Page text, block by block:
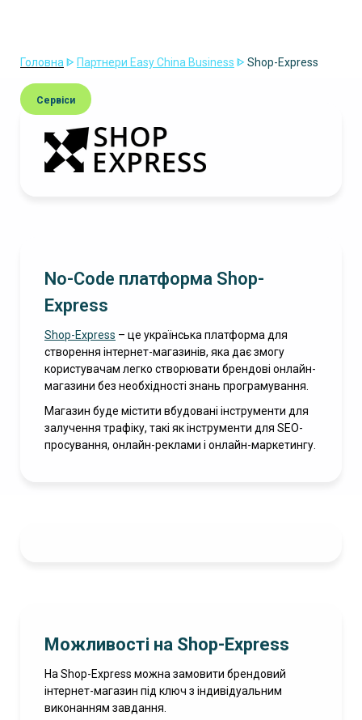
Головнаᐈ Партнери Easy China Business ᐈ Shop-Express
No-Code платформа Shop-
Express
Shop-Express – це українська платформа для
створення інтернет-магазинів, яка дає змогу
користувачам легко створювати брендові онлайн-
магазини без необхідності знань програмування.
Магазин буде містити вбудовані інструменти для
залучення трафіку, такі як інструменти для SEO-
просування, онлайн-реклами і онлайн-маркетингу.
Сервіси
Можливості на Shop-Express
На Shop-Express можна замовити брендовий
інтернет-магазин під ключ з індивідуальним
виконанням завдання.